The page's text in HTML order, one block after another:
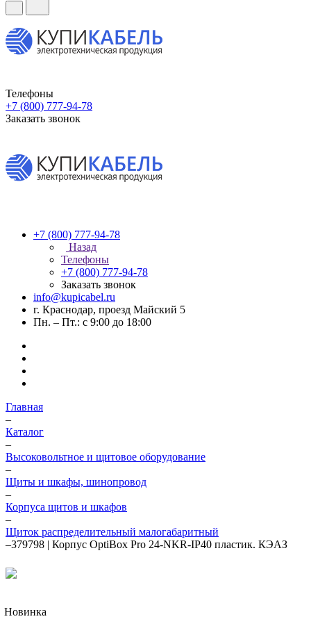
Телефоны
+7 (800) 777-94-78
Заказать звонок
+7 (800) 777-94-78
Назад
Телефоны
+7 (800) 777-94-78
Заказать звонок
info@kupicabel.ru
г. Краснодар, проезд Майский 5
Пн. – Пт.: с 9:00 до 18:00
Главная
–
Каталог
–
Высоковольтное и щитовое оборудование
–
Щиты и шкафы, шинопровод
–
Корпуса щитов и шкафов
–
Щиток распределительный малогабаритный
–379798 | Корпус OptiBox Pro 24-NKR-IP40 пластик. КЭАЗ
Новинка